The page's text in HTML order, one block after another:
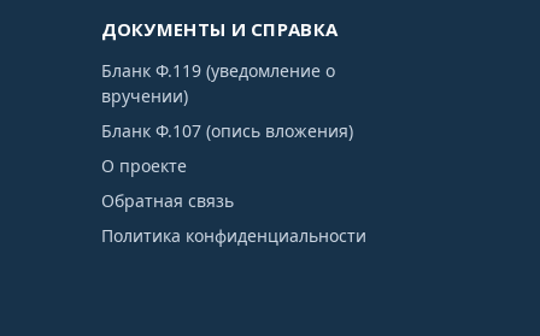
ДОКУМЕНТЫ И СПРАВКА
Бланк Ф.119 (уведомление о
вручении)
Бланк Ф.107 (опись вложения)
О проекте
Обратная связь
Политика конфиденциальности